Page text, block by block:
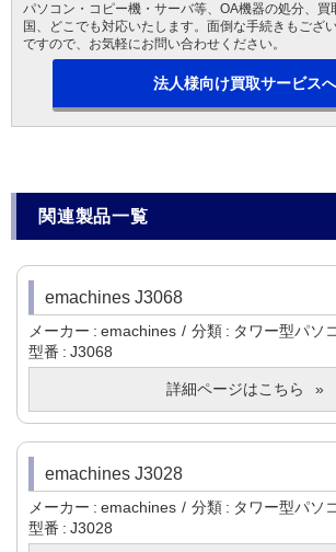
パソコン・コピー機・サーバ等、OA機器の処分、買
国、どこでも対応いたします。面倒な手続きもござ
ですので、お気軽にお問い合わせください。
法人様向け買取サービスへ
関連製品一覧
emachines J3068
メーカー emachines 分類
タワー型パソ
型番
J3068
詳細ページはこちら
emachines J3028
メーカー emachines 分類
タワー型パソ
型番
J3028